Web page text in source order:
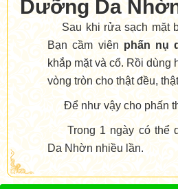
Dưỡng Da
Sau khi rửa sạch mặt
Bạn cầm viên phấn nụ
khắp mặt và cổ. Rồi dùng
vòng tròn cho thật đều,
Để như vậy cho phấn
Trong 1 ngày có thể
Da Nhờn nhiều lần.